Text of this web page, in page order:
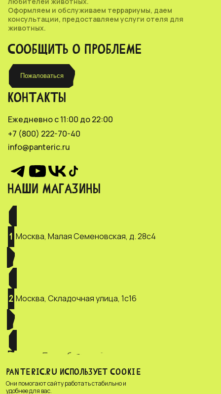
Оформляем и обслуживаем террариумы, даем
консультации, предоставляем услуги отеля для
животных.
СООБЩИТЬ О ПРОБЛЕМЕ
Пожаловаться
НАШИ МАГАЗИНЫ
1 Москва, Малая Семеновская, д. 28с4
2 Москва, Складочная улица, 1с16
Санкт-Петербург, ул. Зверинская, д.
2/5
КОНТАКТЫ
Ежедневно с 11:00 до 22:00
+7 (800) 222-70-40
info@panteric.ru
PANTERIC.RU ИСПОЛЬЗУЕТ COOKIE
Они помогают сайту работать стабильно и
удобнее для вас.